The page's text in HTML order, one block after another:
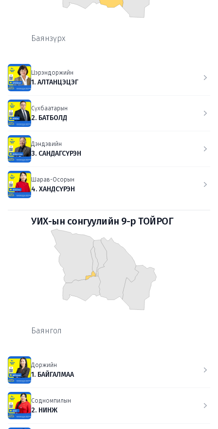
Баянзүрх
Цэрэндоржийн
1. АЛТАНЦЭЦЭГ
Сүхбаатарын
2. БАТБОЛД
Дэндэвийн
3. САНДАГСҮРЭН
Шарав-Осорын
4. ХАНДСҮРЭН
УИХ-ын сонгуулийн 9-р ТОЙРОГ
Баянгол
Доржийн
1. БАЙГАЛМАА
Содномпилын
2. НИНЖ